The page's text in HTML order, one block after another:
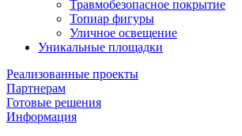
Травмобезопасное покрытие
Топиар фигуры
Уличное освещение
Уникальные площадки
Реализованные проекты
Партнерам
Готовые решения
Информация